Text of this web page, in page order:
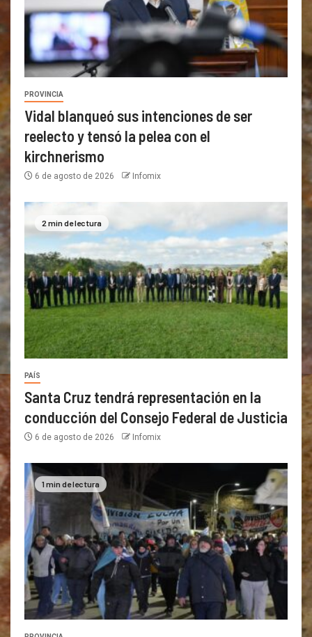
PROVINCIA
Vidal blanqueó sus intenciones de ser
reelecto y tensó la pelea con el
kirchnerismo
6 de agosto de 2026 Infomix
2 min de lectura
PAÍS
Santa Cruz tendrá representación en la
conducción del Consejo Federal de Justicia
6 de agosto de 2026 Infomix
1 min de lectura